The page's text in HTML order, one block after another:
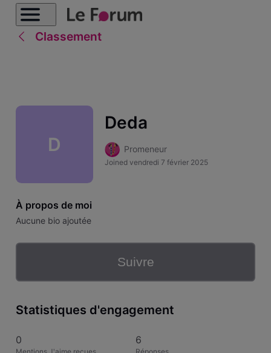
Classement
D
Deda
Promeneur
Joined vendredi 7 février 2025
À propos de moi
Aucune bio ajoutée
Suivre
Statistiques d'engagement
0 6